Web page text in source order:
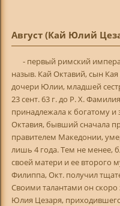
Август (Кай Юлий
- первый римский
назыв. Кай Октавий, сын
дочери Юлии, младшей
23 сент. 63 г. до Р. X.
принадлежала к богатому и
Октавия, бывший сначала
правителем Македонии,
лишь 4 года. Тем не менее,
своей матери и ее
Филиппа, Окт. получил
Своими талантами он
Юлия Цезаря,